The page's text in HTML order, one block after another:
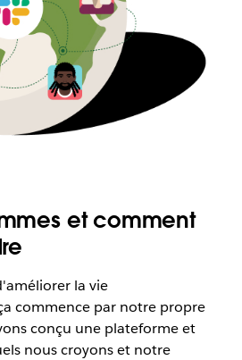
et comment
la vie
commence par notre propre
conçu une plateforme et
nous croyons et notre